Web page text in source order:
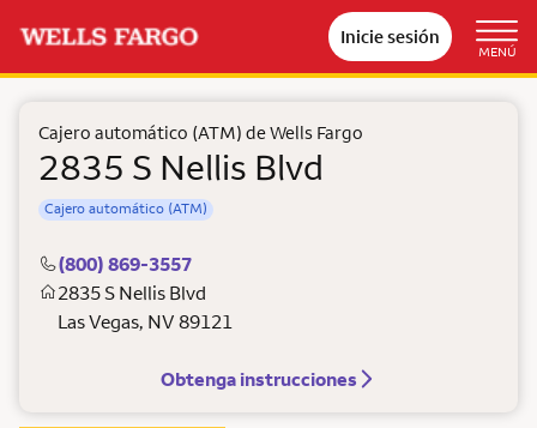
Inicie sesión
MENÚ
Cajero automático (ATM) de Wells Fargo
2835 S Nellis Blvd
Cajero automático (ATM)
(800) 869-3557
2835 S Nellis Blvd
Las Vegas, NV 89121
Obtenga instrucciones